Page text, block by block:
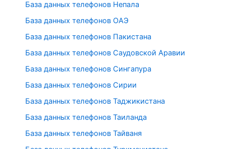
База данных телефонов Непала
База данных телефонов ОАЭ
База данных телефонов Пакистана
База данных телефонов Саудовской Аравии
База данных телефонов Сингапура
База данных телефонов Сирии
База данных телефонов Таджикистана
База данных телефонов Таиланда
База данных телефонов Тайваня